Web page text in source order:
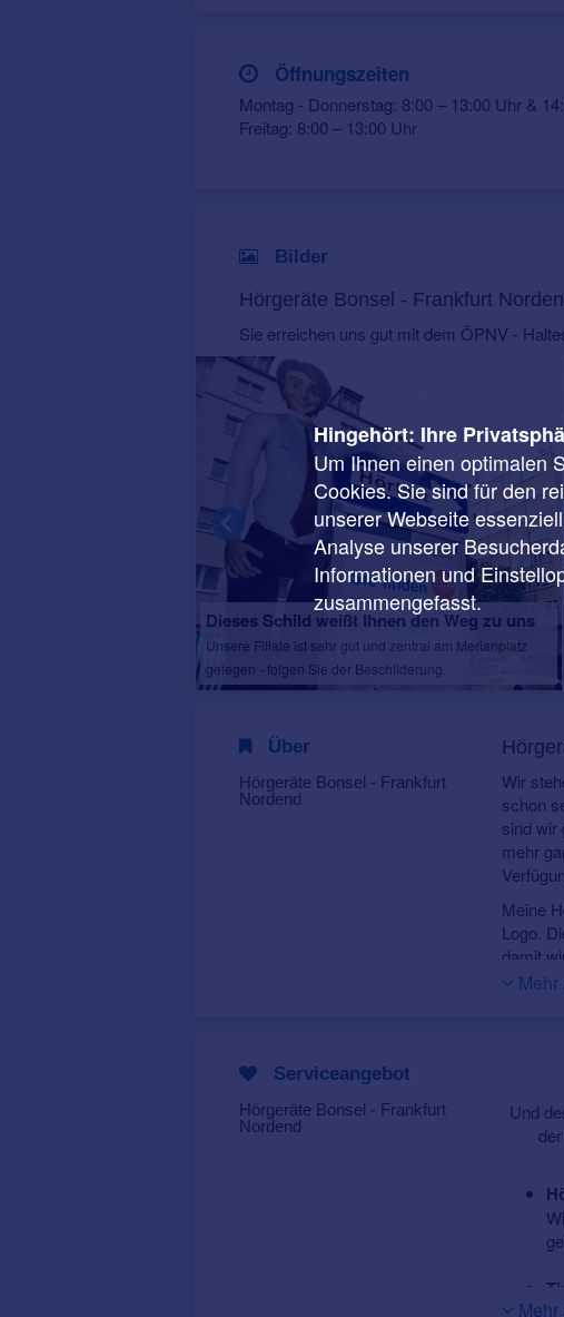
Öffnungszeiten
Montag - Donnerstag: 8:00 – 13:00 Uhr &
Freitag: 8:00 – 13:00 Uhr
Bilder
Hörgeräte Bonsel - Frankfurt
Sie erreichen uns gut mit dem ÖPNV -
Dieses Schild weißt Ihnen den Weg zu uns
Unsere Filiale ist sehr gut und zentral am Merianplatz
gelegen - folgen Sie der Beschilderung.
Über
Hörgeräte Bonsel - Frankfurt
Nordend
Wir
schon
sind wir
mehr
Meine
Logo.
damit
Denn:
von
Bei
Serviceangebot
Hörgeräte Bonsel - Frankfurt
Nordend
Und
In
Hingehört: Ihre
Um Ihnen einen optimalen
Cookies. Sie sind für den
unserer Webseite
Analyse unserer
Informationen und
zusammengefasst.